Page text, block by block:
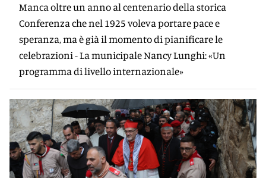
Manca oltre un anno al centenario della storica
Conferenza che nel 1925 voleva portare pace e
speranza, ma è già il momento di pianificare le
celebrazioni - La municipale Nancy Lunghi: «Un
programma di livello internazionale»